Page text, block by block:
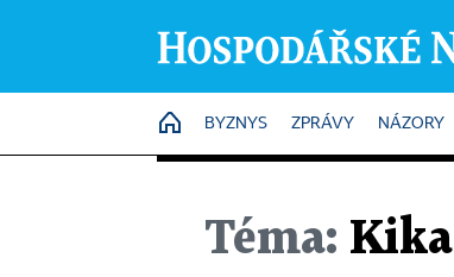
HOME
BYZNYS ZPRÁVY NÁZORY
Téma: Kika